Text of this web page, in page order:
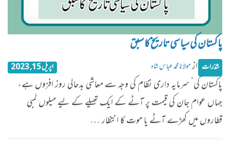
پاکستان کی سیاسی تاریخ کا سبق
شذرات ازمولانا محمد عباس شاد اپریل 15, 2023
پاکستان کی‘ سرمایہ داری نظام کی وجہ سے معاشی بدحالی روز افزوں ہے،
جہاں عوام جان کی قیمت پر آٹے کے ایک تھیلے کے لیے میلوں لمبی
قطاروں میں کھڑے آٹے یا موت کا انتظار …